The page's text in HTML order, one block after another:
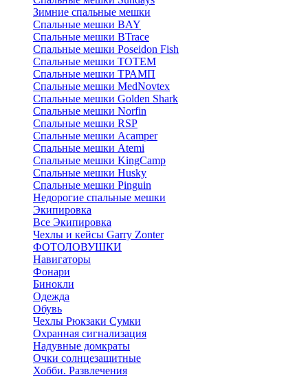
Зимние спальные мешки
Спальные мешки BAY
Спальные мешки BTrace
Спальные мешки Poseidon Fish
Спальные мешки ТОТЕМ
Спальные мешки ТРАМП
Cпальные мешки MedNovtex
Спальные мешки Golden Shark
Спальные мешки Norfin
Спальные мешки RSP
Спальные мешки Acamper
Спальные мешки Atemi
Спальные мешки KingCamp
Спальные мешки Husky
Спальные мешки Pinguin
Недорогие спальные мешки
Экипировка
Все Экипировка
Чехлы и кейсы Garry Zonter
ФОТОЛОВУШКИ
Навигаторы
Фонари
Бинокли
Одежда
Обувь
Чехлы Рюкзаки Сумки
Охранная сигнализация
Надувные домкраты
Очки солнцезащитные
Хобби. Развлечения